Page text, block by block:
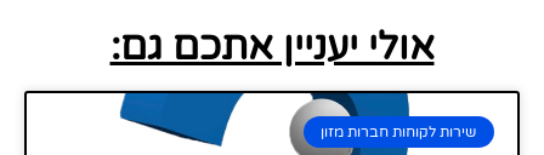
אולי יעניין אתכם גם:
שירות לקוחות חברות מזון